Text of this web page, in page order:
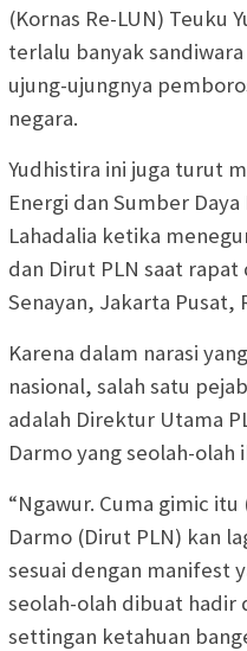
(Kornas Re-LUN) Teuku
terlalu banyak
ujung-ujungnya
negara.
Yudhistira ini juga turut
Energi dan Sumber
Lahadalia ketika
dan Dirut PLN saat rapat
Senayan, Jakarta Pusat,
Karena dalam narasi
nasional, salah satu
adalah Direktur Utama
Darmo yang seolah-
“Ngawur. Cuma gimic itu
Darmo (Dirut PLN) kan
sesuai dengan manifest
seolah-olah dibuat hadir
settingan ketahuan